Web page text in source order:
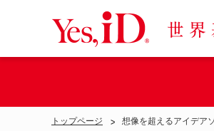
トップページ 想像を超えるアイデア